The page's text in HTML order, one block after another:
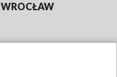
WROCŁAW